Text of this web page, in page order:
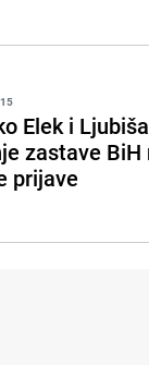
Elek i
zastave
prijave